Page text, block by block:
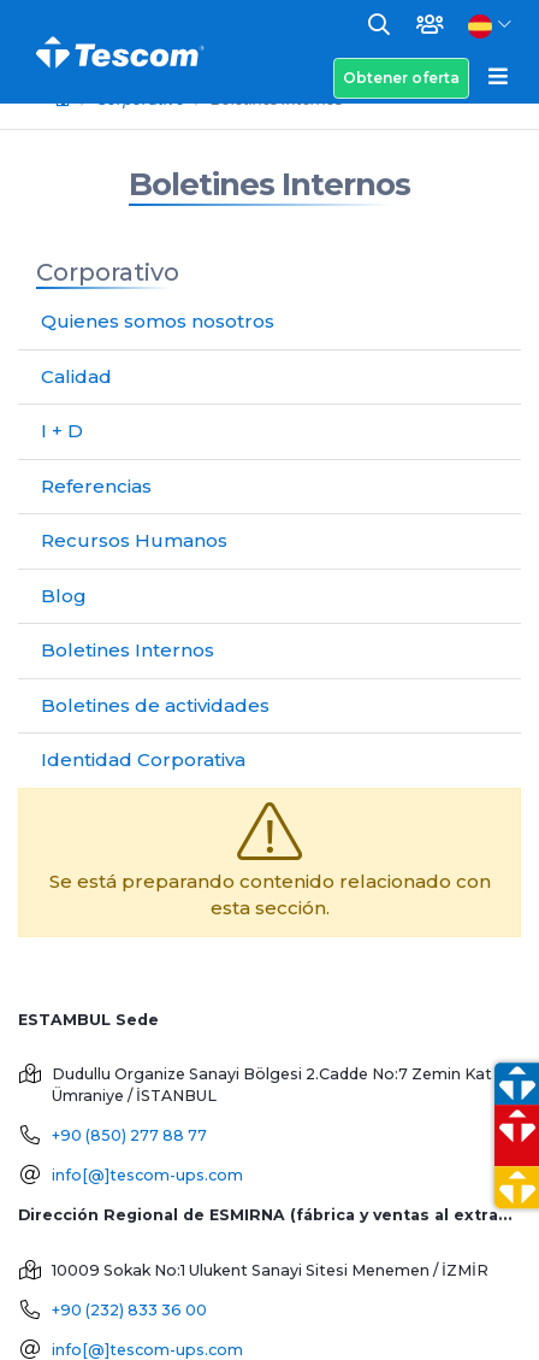
Obtener oferta
Corporativo
Boletines Internos
Boletines Internos
Corporativo
Quienes somos nosotros
Calidad
I + D
Referencias
Recursos Humanos
Blog
Boletines Internos
Boletines de actividades
Identidad Corporativa
Se está preparando contenido relacionado con
esta sección.
ESTAMBUL Sede
Dudullu Organize Sanayi Bölgesi 2.Cadde No:7 Zemin Kat
Ümraniye / İSTANBUL
+90 (850) 277 88 77
info[@]tescom-ups.com
Dirección Regional de ESMIRNA (fábrica y ventas al extranjero)
10009 Sokak No:1 Ulukent Sanayi Sitesi Menemen / İZMİR
+90 (232) 833 36 00
info[@]tescom-ups.com